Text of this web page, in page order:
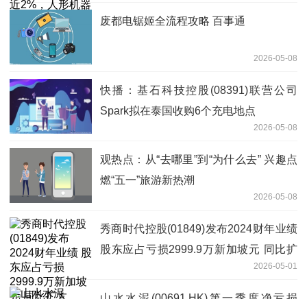
废都电锯姬全流程攻略 百事通
2026-05-08
快播：基石科技控股(08391)联营公司
Spark拟在泰国收购6个充电地点
2026-05-08
观热点：从“去哪里”到“为什么去” 兴趣点
燃“五一”旅游新热潮
2026-05-08
秀商时代控股(01849)发布2024财年业绩
股东应占亏损2999.9万新加坡元 同比扩
2026-05-01